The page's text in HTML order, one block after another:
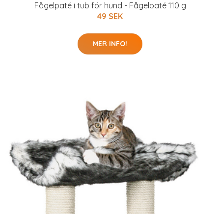
Fågelpaté i tub för hund - Fågelpaté 110 g
49 SEK
MER INFO!